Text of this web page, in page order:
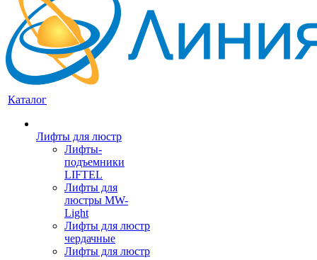
Каталог
Лифты для люстр
Лифты-
подъемники
LIFTEL
Лифты для
люстры MW-
Light
Лифты для люстр
чердачные
Лифты для люстр